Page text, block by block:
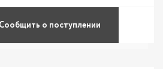
Сообщить о поступлении